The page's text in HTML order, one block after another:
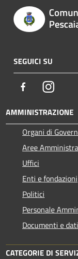
SEGUICI SU
Facebook
AMMINISTRAZIONE
Organi di
Aree
Uffici
Enti e fondazioni
Politici
Personale
Documenti e dati
CATEGORIE DI